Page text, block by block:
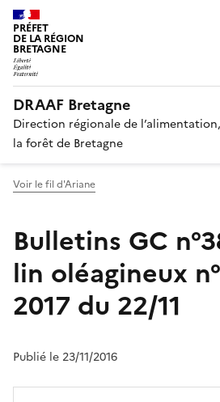
PRÉFET
DE LA RÉGION
BRETAGNE
DRAAF Bretagne
Direction régionale de
la forêt de Bretagne
Voir le fil d'Ariane
Bulletins GC
lin oléagineux
2017 du 22/11
Publié le 23/11/2016